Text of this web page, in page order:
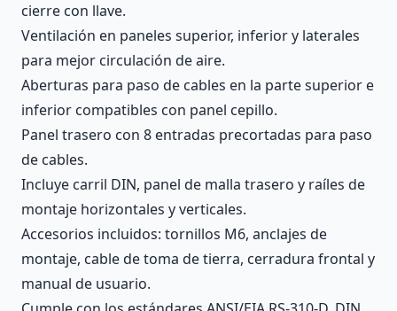
cierre con llave.
Ventilación en paneles superior, inferior y laterales
para mejor circulación de aire.
Aberturas para paso de cables en la parte superior e
inferior compatibles con panel cepillo.
Panel trasero con 8 entradas precortadas para paso
de cables.
Incluye carril DIN, panel de malla trasero y raíles de
montaje horizontales y verticales.
Accesorios incluidos: tornillos M6, anclajes de
montaje, cable de toma de tierra, cerradura frontal y
manual de usuario.